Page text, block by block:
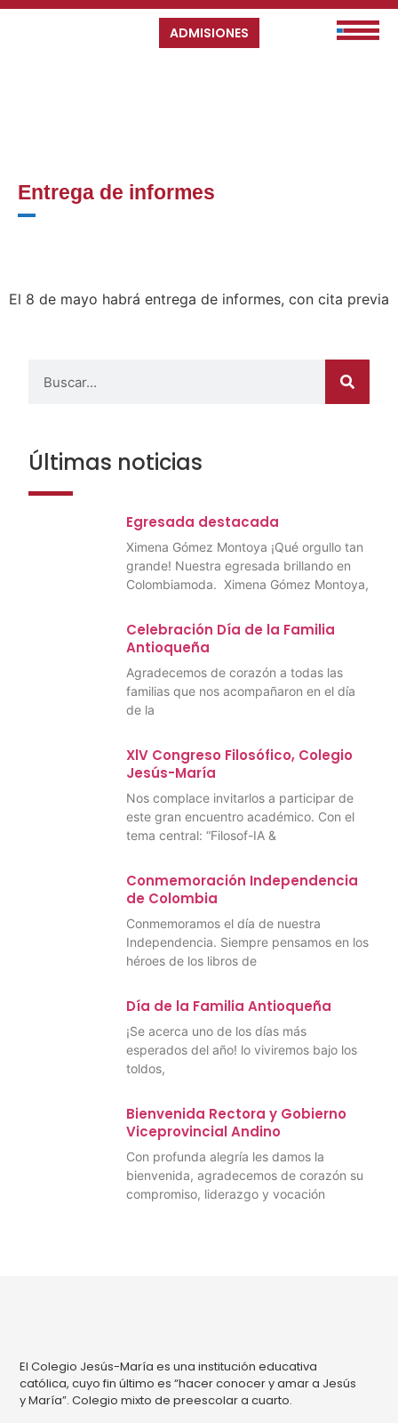
ADMISIONES
Entrega de informes
El 8 de mayo habrá entrega de informes, con cita previa
Últimas noticias
Egresada destacada
Ximena Gómez Montoya ¡Qué orgullo tan
grande! Nuestra egresada brillando en
Colombiamoda. Ximena Gómez Montoya,
Celebración Día de la Familia
Antioqueña
Agradecemos de corazón a todas las
familias que nos acompañaron en el día
de la
XlV Congreso Filosófico, Colegio
Jesús-María
Nos complace invitarlos a participar de
este gran encuentro académico. Con el
tema central: “Filosof-IA &
Conmemoración Independencia
de Colombia
Conmemoramos el día de nuestra
Independencia. Siempre pensamos en los
héroes de los libros de
Día de la Familia Antioqueña
¡Se acerca uno de los días más
esperados del año! lo viviremos bajo los
toldos,
Bienvenida Rectora y Gobierno
Viceprovincial Andino
Con profunda alegría les damos la
bienvenida, agradecemos de corazón su
compromiso, liderazgo y vocación
El Colegio Jesús-María es una institución educativa
católica, cuyo fin último es “hacer conocer y amar a Jesús
y María”. Colegio mixto de preescolar a cuarto.